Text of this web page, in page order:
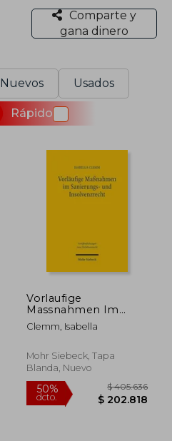
Comparte y
gana dinero
Nuevos Usados
Rápido
Vorlaufige
Massnahmen Im
Sanierungs- Und
Insolvenzrecht:
Gerichtliche
Anordnungsentscheidung
Clemm, Isabella
Mohr Siebeck, Tapa
Blanda, Nuevo